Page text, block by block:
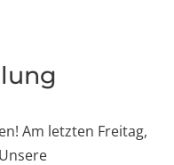
Am letzten Freitag,